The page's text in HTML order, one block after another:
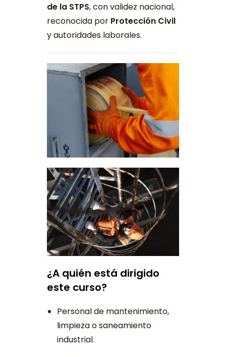
de la STPS, con validez nacional,
reconocida por Protección Civil
y autoridades laborales.
¿A quién está dirigido
este curso?
Personal de mantenimiento,
limpieza o saneamiento
industrial.